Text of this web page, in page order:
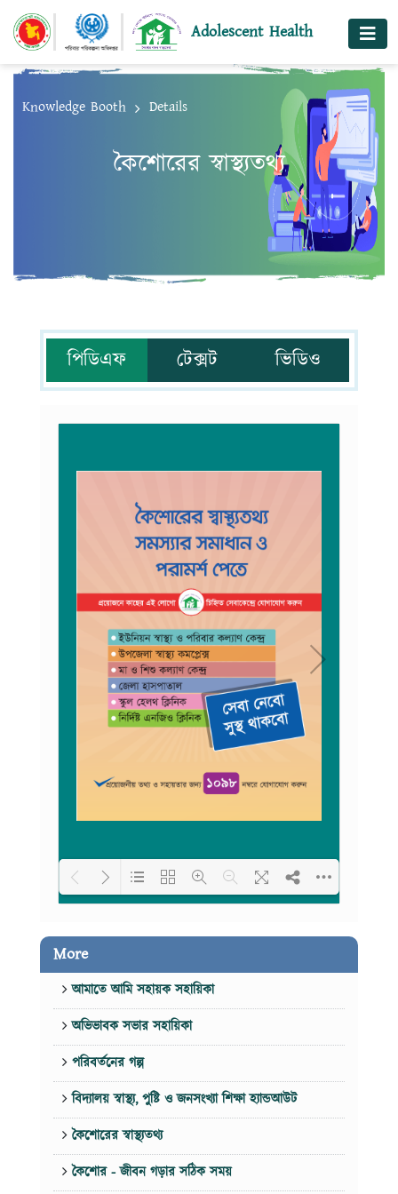
Adolescent Health
Knowledge Booth Details
কৈশোরের স্বাস্থ্যতথ্য
পিডিএফ টেক্সট ভিডিও
More
আমাতে আমি সহায়ক সহায়িকা
অভিভাবক সভার সহায়িকা
পরিবর্তনের গল্প
বিদ্যালয় স্বাস্থ্য, পুষ্টি ও জনসংখ্যা শিক্ষা হ্যান্ডআউট
কৈশোরের স্বাস্থ্যতথ্য
কৈশোর - জীবন গড়ার সঠিক সময়